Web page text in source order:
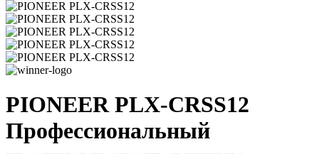
PIONEER PLX-CRSS12
Профессиональный